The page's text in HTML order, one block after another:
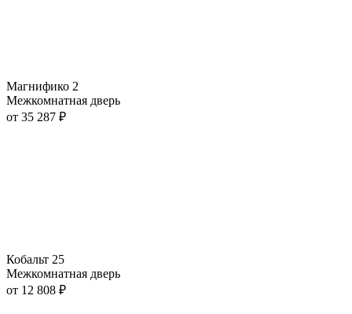
Магнифико 2
Межкомнатная дверь
от 35 287 ₽
Кобальт 25
Межкомнатная дверь
от 12 808 ₽